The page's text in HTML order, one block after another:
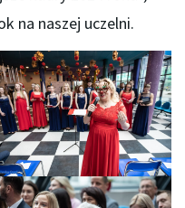
na naszej uczelni.